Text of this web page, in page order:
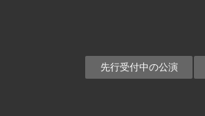
先行受付中の公演